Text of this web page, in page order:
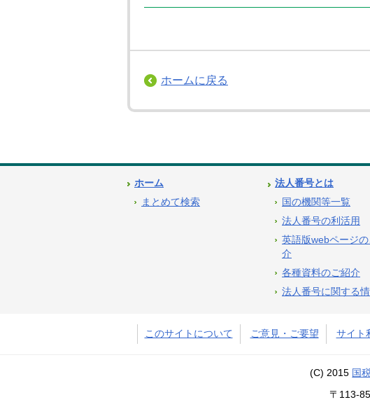
ホームに戻る
ホーム
まとめて検索
法人番号とは
国の機関等一覧
法人番号の利活用
英語版webページの
介
各種資料のご紹介
法人番号に関する
このサイトについて ご意見・ご要望 サイト
(C) 2015 国
〒113-